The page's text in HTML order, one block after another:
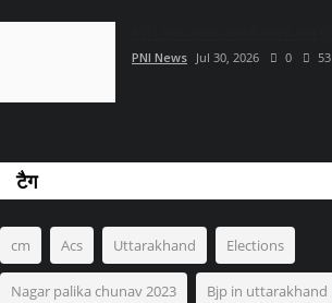
PNI News Jul 30, 2026 0 53
टैग
cm Acs Uttarakhand Elections
Nagar palika chunav 2023 Bjp in uttarakhand